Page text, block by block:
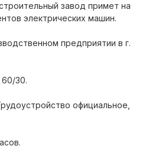
завод примет на
электрических машин.
предприятии в г.
30.
официальное,